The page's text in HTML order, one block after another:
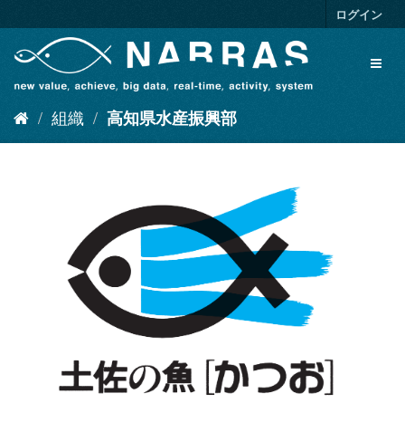
キ
ログイン
組織 高知県水産振興部